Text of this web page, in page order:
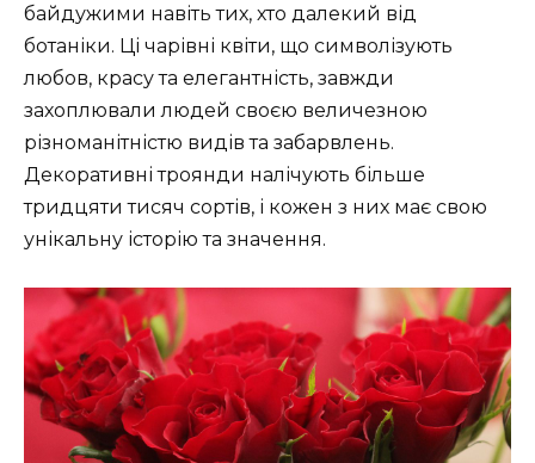
байдужими навіть тих, хто далекий від
ботаніки. Ці чарівні квіти, що символізують
любов, красу та елегантність, завжди
захоплювали людей своєю величезною
різноманітністю видів та забарвлень.
Декоративні троянди налічують більше
тридцяти тисяч сортів, і кожен з них має свою
унікальну історію та значення.